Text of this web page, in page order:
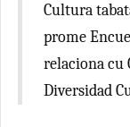
Cultura
prome
relaciona cu
Diversidad